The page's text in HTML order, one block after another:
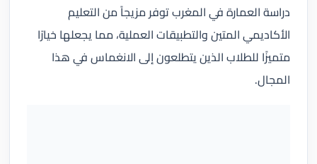
دراسة العمارة في المغرب توفر مزيجاً من التعليم
الأكاديمي المتين والتطبيقات العملية، مما يجعلها خيارًا
متميزًا للطلاب الذين يتطلعون إلى الانغماس في هذا
المجال.